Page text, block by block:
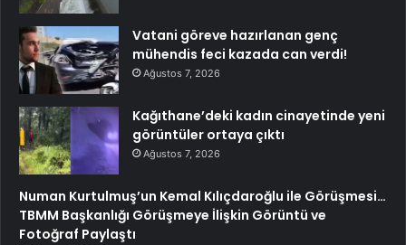
Vatani göreve hazırlanan genç
mühendis feci kazada can verdi!
Ağustos 7, 2026
Kağıthane’deki kadın cinayetinde yeni
görüntüler ortaya çıktı
Ağustos 7, 2026
Numan Kurtulmuş’un Kemal Kılıçdaroğlu ile Görüşmesi…
TBMM Başkanlığı Görüşmeye İlişkin Görüntü ve
Fotoğraf Paylaştı